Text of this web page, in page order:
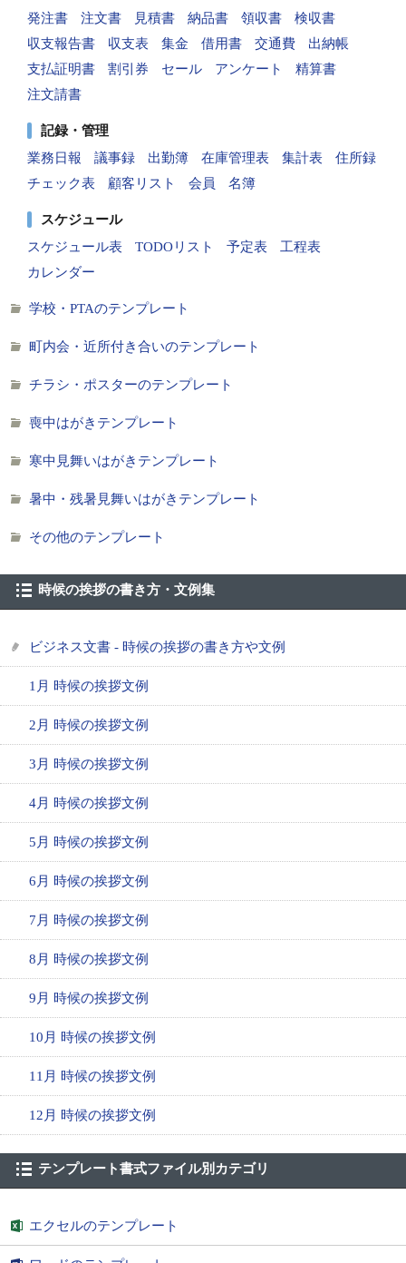
発注書
注文書 見積書 納品書 領収書
検収書
収支報告書
収支表 集金 借用書 交通費
出納帳
支払証明書
割引券 セール アンケート
精算書
注文請書
記録・管理
業務日報
議事録 出勤簿 在庫管理表 集計表
住所録
チェック表
顧客リスト 会員 名簿
スケジュール
スケジュール表
TODOリスト 予定表
工程表
カレンダー
学校・PTAのテンプレート
町内会・近所付き合いのテンプレート
チラシ・ポスターのテンプレート
喪中はがきテンプレート
寒中見舞いはがきテンプレート
暑中・残暑見舞いはがきテンプレート
その他のテンプレート
時候の挨拶の書き方・文例集
ビジネス文書 - 時候の挨拶の書き方や文例
1月 時候の挨拶文例
2月 時候の挨拶文例
3月 時候の挨拶文例
4月 時候の挨拶文例
5月 時候の挨拶文例
6月 時候の挨拶文例
7月 時候の挨拶文例
8月 時候の挨拶文例
9月 時候の挨拶文例
10月 時候の挨拶文例
11月 時候の挨拶文例
12月 時候の挨拶文例
テンプレート書式ファイル別カテゴリ
エクセルのテンプレート